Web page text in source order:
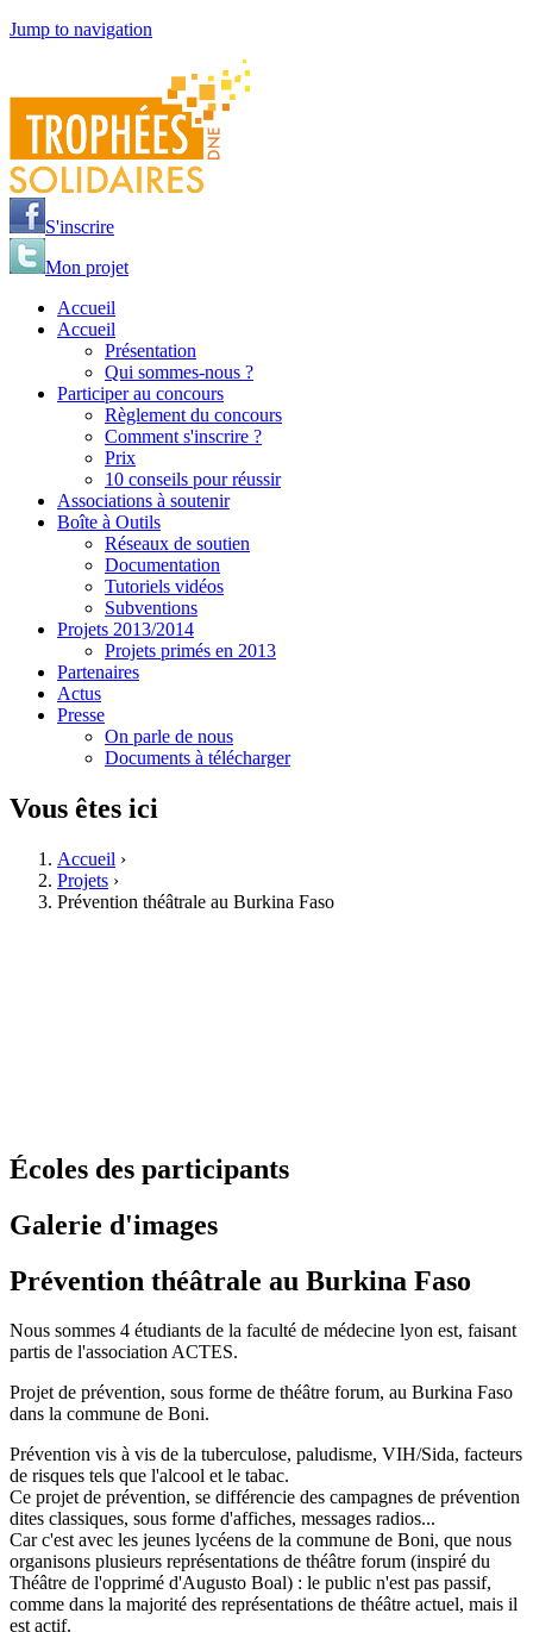
Jump to navigation
S'inscrire
Mon projet
Accueil
Accueil
Présentation
Qui sommes-nous ?
Participer au concours
Règlement du concours
Comment s'inscrire ?
Prix
10 conseils pour réussir
Associations à soutenir
Boîte à Outils
Réseaux de soutien
Documentation
Tutoriels vidéos
Subventions
Projets 2013/2014
Projets primés en 2013
Partenaires
Actus
Presse
On parle de nous
Documents à télécharger
Vous êtes ici
Accueil ›
Projets ›
Prévention théâtrale au Burkina Faso
Écoles des participants
Galerie d'images
Prévention théâtrale au Burkina Faso
Nous sommes 4 étudiants de la faculté de médecine lyon est, faisant
partis de l'association ACTES.
Projet de prévention, sous forme de théâtre forum, au Burkina Faso
dans la commune de Boni.
Prévention vis à vis de la tuberculose, paludisme, VIH/Sida, facteurs
de risques tels que l'alcool et le tabac.
Ce projet de prévention, se différencie des campagnes de prévention
dites classiques, sous forme d'affiches, messages radios...
Car c'est avec les jeunes lycéens de la commune de Boni, que nous
organisons plusieurs représentations de théâtre forum (inspiré du
Théâtre de l'opprimé d'Augusto Boal) : le public n'est pas passif,
comme dans la majorité des représentations de théâtre actuel, mais il
est actif.